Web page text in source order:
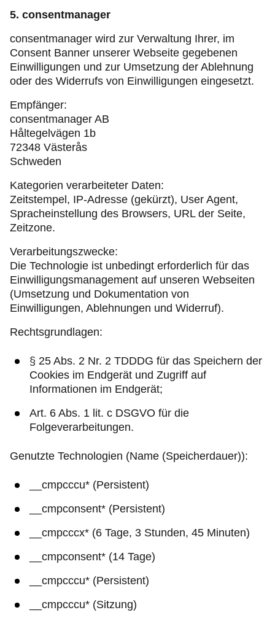
5. consentmanager
consentmanager wird zur Verwaltung Ihrer, im
Consent Banner unserer Webseite gegebenen
Einwilligungen und zur Umsetzung der Ablehnung
oder des Widerrufs von Einwilligungen eingesetzt.
Empfänger:
consentmanager AB
Håltegelvägen 1b
72348 Västerås
Schweden
Kategorien verarbeiteter Daten:
Zeitstempel, IP-Adresse (gekürzt), User Agent,
Spracheinstellung des Browsers, URL der Seite,
Zeitzone.
Verarbeitungszwecke:
Die Technologie ist unbedingt erforderlich für das
Einwilligungsmanagement auf unseren Webseiten
(Umsetzung und Dokumentation von
Einwilligungen, Ablehnungen und Widerruf).
Rechtsgrundlagen:
§ 25 Abs. 2 Nr. 2 TDDDG für das Speichern der
Cookies im Endgerät und Zugriff auf
Informationen im Endgerät;
Art. 6 Abs. 1 lit. c DSGVO für die
Folgeverarbeitungen.
Genutzte Technologien (Name (Speicherdauer)):
__cmpcccu* (Persistent)
__cmpconsent* (Persistent)
__cmpcccx* (6 Tage, 3 Stunden, 45 Minuten)
__cmpconsent* (14 Tage)
__cmpcccu* (Persistent)
__cmpcccu* (Sitzung)